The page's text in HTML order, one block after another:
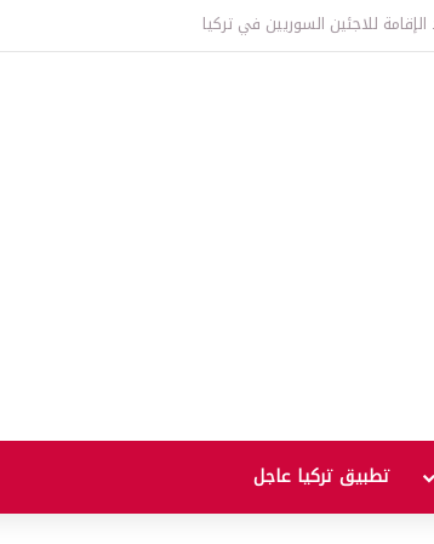
تطبيق تركيا عاجل